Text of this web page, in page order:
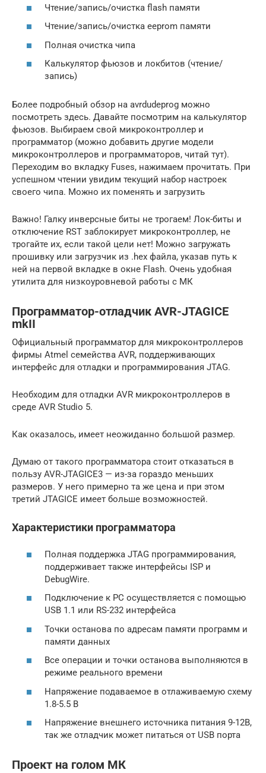
Чтение/запись/очистка flash памяти
Чтение/запись/очистка eeprom памяти
Полная очистка чипа
Калькулятор фьюзов и локбитов (чтение/
запись)
Более подробный обзор на avrdudeprog можно
посмотреть здесь. Давайте посмотрим на калькулятор
фьюзов. Выбираем свой микроконтроллер и
программатор (можно добавить другие модели
микроконтроллеров и программаторов, читай тут).
Переходим во вкладку Fuses, нажимаем прочитать. При
успешном чтении увидим текущий набор настроек
своего чипа. Можно их поменять и загрузить
Важно! Галку инверсные биты не трогаем! Лок-биты и
отключение RST заблокирует микроконтроллер, не
трогайте их, если такой цели нет! Можно загружать
прошивку или загрузчик из .hex файла, указав путь к
ней на первой вкладке в окне Flash. Очень удобная
утилита для низкоуровневой работы с МК
Программатор-отладчик AVR-JTAGICE
mkII
Официальный программатор для микроконтроллеров
фирмы Atmel семейства AVR, поддерживающих
интерфейс для отладки и программирования JTAG.
Необходим для отладки AVR микроконтроллеров в
среде AVR Studio 5.
Как оказалось, имеет неожиданно большой размер.
Думаю от такого программатора стоит отказаться в
пользу AVR-JTAGICE3 — из-за гораздо меньших
размеров. У него примерно та же цена и при этом
третий JTAGICE имеет больше возможностей.
Характеристики программатора
Полная поддержка JTAG программирования,
поддерживает также интерфейсы ISP и
DebugWire.
Подключение к PC осуществляется с помощью
USB 1.1 или RS-232 интерфейса
Точки останова по адресам памяти программ и
памяти данных
Все операции и точки останова выполняются в
режиме реального времени
Напряжение подаваемое в отлаживаемую схему
1.8-5.5 В
Напряжение внешнего источника питания 9-12В,
так же отладчик может питаться от USB порта
Проект на голом МК